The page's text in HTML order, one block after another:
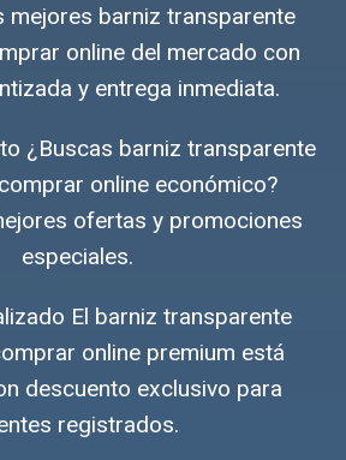
mejores barniz transparente
online del mercado con
y entrega inmediata.
¿Buscas barniz transparente
online económico?
ofertas y promociones
especiales.
El barniz transparente
online premium está
descuento exclusivo para
registrados.